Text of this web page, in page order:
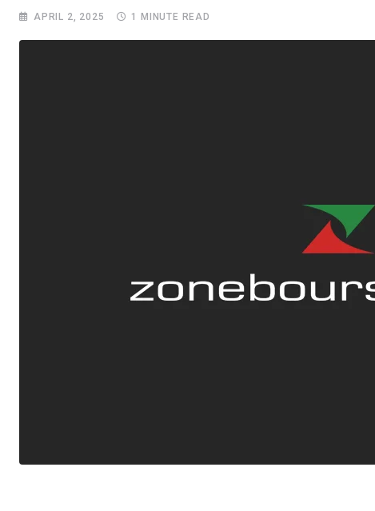
APRIL 2, 2025 1 MINUTE READ